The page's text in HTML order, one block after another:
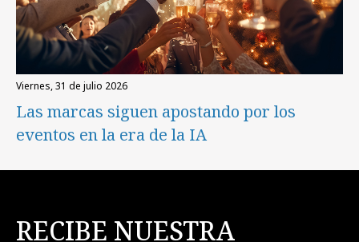
viernes, 31 de julio 2026
Las marcas siguen apostando por los
eventos en la era de la IA
RECIBE NUESTRA